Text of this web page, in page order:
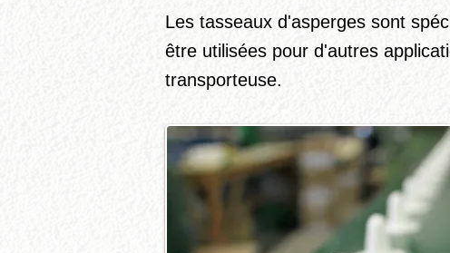
Les tasseaux d'asperges sont
être utilisées pour d'autres
transporteuse.